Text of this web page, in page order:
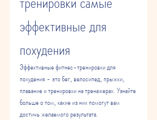
эффективные для
похудения
Эффективные фитнес-тренировки для
похудения - это бег, велосипед, прыжки,
плавание и тренировки на тренажерах. Узнайте
больше о том, какие из них помогут вам
достичь желаемого результата.